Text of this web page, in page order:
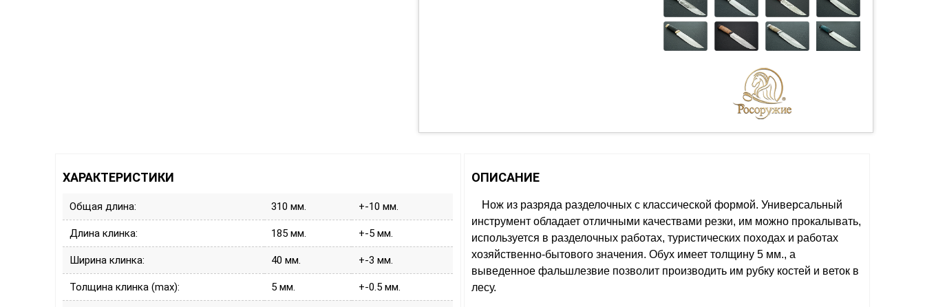
ХАРАКТЕРИСТИКИ
Общая длина: 310 мм. +-10 мм.
Длина клинка: 185 мм. +-5 мм.
Ширина клинка: 40 мм. +-3 мм.
Толщина клинка (max): 5 мм. +-0.5 мм.
ОПИСАНИЕ
Нож из разряда разделочных с классической формой. Универсальный
инструмент обладает отличными качествами резки, им можно прокалывать,
используется в разделочных работах, туристических походах и работах
хозяйственно-бытового значения. Обух имеет толщину 5 мм., а
выведенное фальшлезвие позволит производить им рубку костей и веток в
лесу.